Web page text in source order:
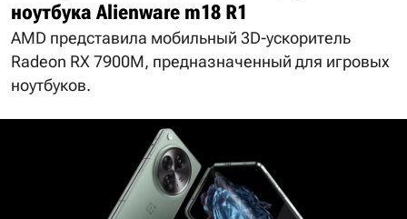
ноутбука Alienware m18 R1
AMD представила мобильный 3D-ускоритель
Radeon RX 7900M, предназначенный для игровых
ноутбуков.